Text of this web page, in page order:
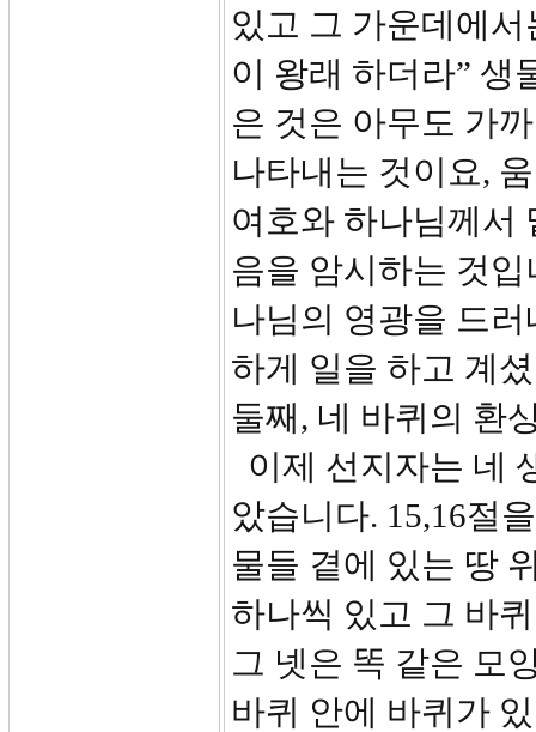
있고 그 가운데에
이 왕래 하더라” 생
은 것은 아무도 가
나타내는 것이요,
여호와 하나님께서
음을 암시하는 것
나님의 영광을 드
하게 일을 하고 계
둘째, 네 바퀴의 환
이제 선지자는 네
았습니다. 15,16절
물들 곁에 있는 땅
하나씩 있고 그 바
그 넷은 똑 같은 모
바퀴 안에 바퀴가